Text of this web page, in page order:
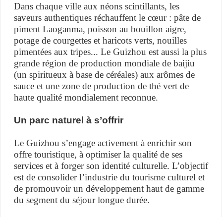
Dans chaque ville aux néons scintillants, les
saveurs authentiques réchauffent le cœur : pâte de
piment Laoganma, poisson au bouillon aigre,
potage de courgettes et haricots verts, nouilles
pimentées aux tripes... Le Guizhou est aussi la plus
grande région de production mondiale de baijiu
(un spiritueux à base de céréales) aux arômes de
sauce et une zone de production de thé vert de
haute qualité mondialement reconnue.
Un parc naturel à s’offrir
Le Guizhou s’engage activement à enrichir son
offre touristique, à optimiser la qualité de ses
services et à forger son identité culturelle. L’objectif
est de consolider l’industrie du tourisme culturel et
de promouvoir un développement haut de gamme
du segment du séjour longue durée.